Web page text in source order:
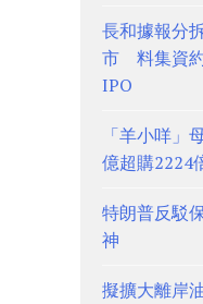
長和據報分
市 料集資
IPO
「羊小咩
億超購2224
特朗普反駁
神
擬擴大離岸